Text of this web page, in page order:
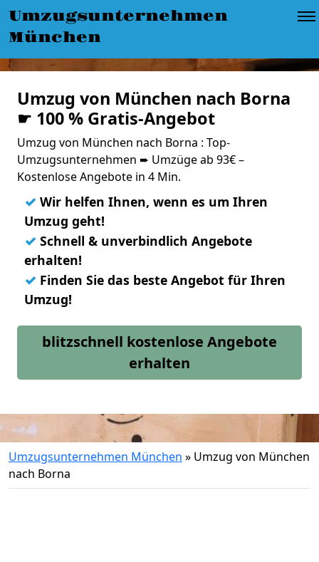
Umzugsunternehmen
München
Umzug von München nach Borna
☛ 100 % Gratis-Angebot
Umzug von München nach Borna : Top-
Umzugsunternehmen ➨ Umzüge ab 93€ –
Kostenlose Angebote in 4 Min.
✓ Wir helfen Ihnen, wenn es um Ihren
Umzug geht!
✓ Schnell & unverbindlich Angebote
erhalten!
✓ Finden Sie das beste Angebot für Ihren
Umzug!
blitzschnell kostenlose Angebote
erhalten
Umzugsunternehmen München » Umzug von München
nach Borna